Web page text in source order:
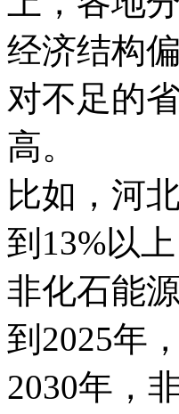
经济结构
对不足的
高。
比如，河
到13%以
非化石能
到2025年
2030年，